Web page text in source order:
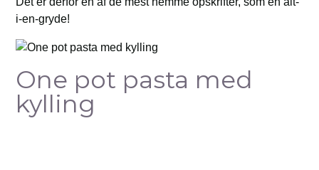
i-en-gryde!
One pot pasta med
kylling